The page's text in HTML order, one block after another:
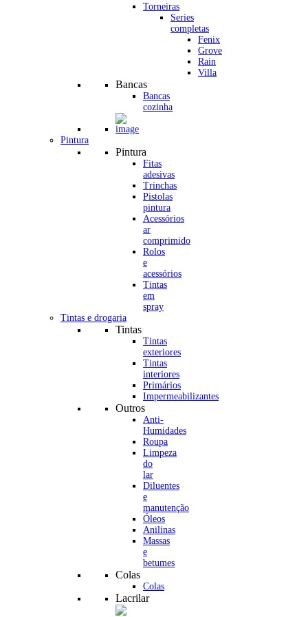
Torneiras
Series
completas
Fenix
Grove
Rain
Villa
Bancas
Bancas
cozinha
Pintura
Pintura
Fitas
adesivas
Trinchas
Pistolas
pintura
Acessórios
ar
comprimido
Rolos
e
acessórios
Tintas
em
spray
Tintas e drogaria
Tintas
Tintas
exteriores
Tintas
interiores
Primários
Impermeabilizantes
Outros
Anti-
Humidades
Roupa
Limpeza
do
lar
Diluentes
e
manutenção
Óleos
Anilinas
Massas
e
betumes
Colas
Colas
Lacrilar